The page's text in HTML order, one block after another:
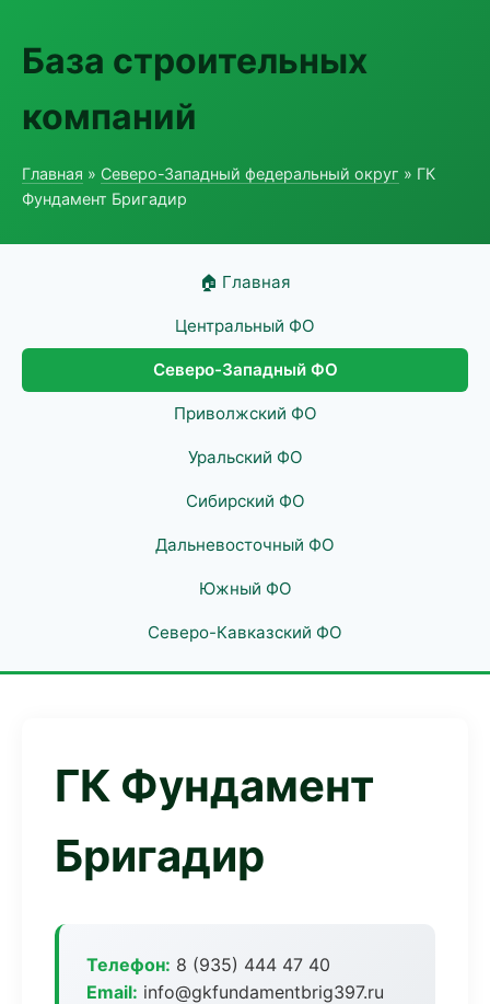
База строительных
компаний
Главная » Северо-Западный федеральный округ » ГК
Фундамент Бригадир
🏠 Главная
Центральный ФО
Северо-Западный ФО
Приволжский ФО
Уральский ФО
Сибирский ФО
Дальневосточный ФО
Южный ФО
Северо-Кавказский ФО
ГК Фундамент
Бригадир
Телефон: 8 (935) 444 47 40
Email: info@gkfundamentbrig397.ru